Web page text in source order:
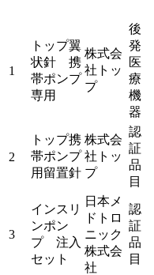
1
トップ翼
状針 携
帯ポンプ
専用
株式会
社トッ
プ
後
発
医
療
機
器
2
トップ携
帯ポンプ
用留置針
株式会
社トッ
プ
認
証
品
目
3
インスリ
ンポン
プ 注入
セット
日本メ
ドトロ
ニック
株式会
社
認
証
品
目